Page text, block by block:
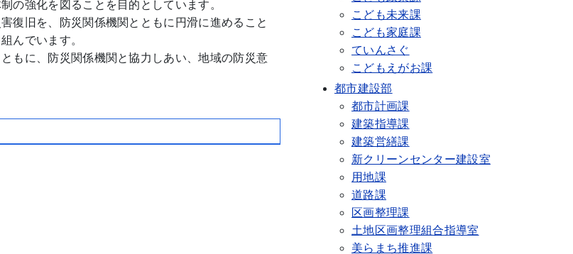
の強化を図ることを目的としています。
復旧を、防災関係機関とともに円滑に進めること
んでいます。
もに、防災関係機関と協力しあい、地域の防災意
こども未来課
こども家庭課
ていんさぐ
こどもえがお課
都市建設部
都市計画課
建築指導課
建築営繕課
新クリーンセンター建設室
用地課
道路課
区画整理課
土地区画整理組合指導室
美らまち推進課